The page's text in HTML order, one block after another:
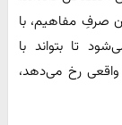
صرفِ مفاهیم، با
تا بتواند با
رخ می‌دهد،